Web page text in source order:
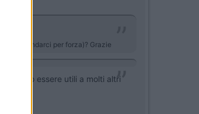
dovrò andarci per forza)? Grazie
essere utili a molti altri